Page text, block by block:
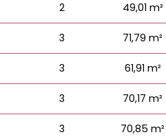
2 49,01 m²
3 71,79 m²
3 61,91 m²
3 70,17 m²
3 70,85 m²